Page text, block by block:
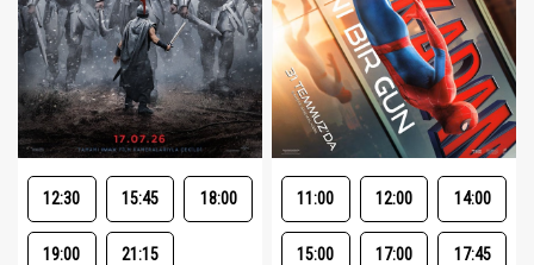
12:30 15:45 18:00
19:00 21:15
11:00 12:00 14:00
15:00 17:00 17:45